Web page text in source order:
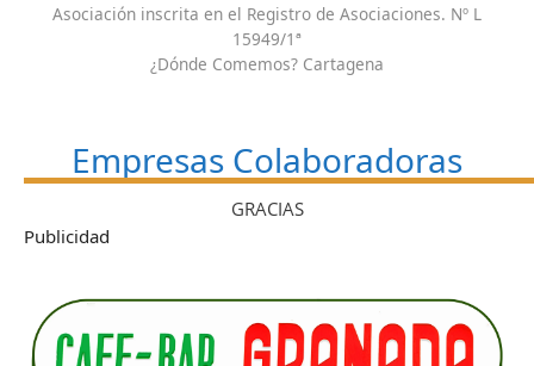
Asociación inscrita en el Registro de Asociaciones. Nº L
15949/1ª
¿Dónde Comemos? Cartagena
Empresas Colaboradoras
GRACIAS
Publicidad